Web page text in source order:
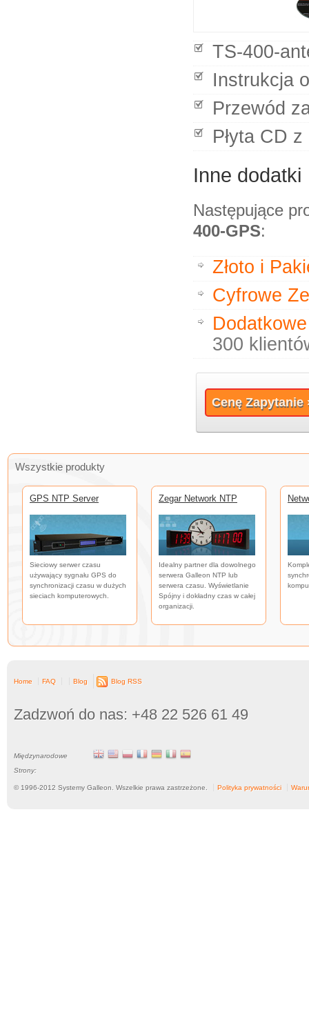
TS-400-
Instrukcja
Przewód
Płyta CD
Inne dodatki
Następujące
400-GPS:
Złoto i
Cyfrowe
300
Cenę Zapytanie
Wszystkie produkty
GPS NTP Server
Sieciowy serwer czasu
używający sygnału GPS do
synchronizacji czasu w dużych
sieciach komputerowych.
Zegar Network NTP
Idealny partner dla dowolnego
serwera Galleon NTP lub
serwera czasu. Wyświetlanie
Spójny i dokładny czas w całej
organizacji.
Home FAQ Blog Blog RSS
Zadzwoń do nas: +48 22 526 61 49
Międzynarodowe
Strony:
© 1996-2012 Systemy Galleon. Wszelkie prawa zastrzeżone. Polityka prywatności